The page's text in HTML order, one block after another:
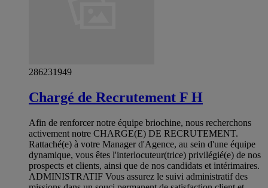
286231949
Chargé de Recrutement F H
Afin de renforcer notre équipe briochine, nous recherchons
activement notre CHARGE(E) DE RECRUTEMENT.
Rattaché(e) à votre Manager d'Agence, au sein d'une équipe
dynamique, vous êtes l'interlocuteur(trice) privilégié(e) de nos
prospects et clients, ainsi que de nos candidats et intérimaires.
ADMINISTRATIF Vous assurez le suivi administratif des